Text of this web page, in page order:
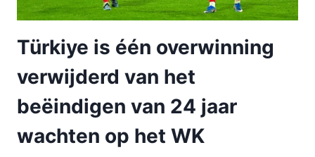
Türkiye is één overwinning
verwijderd van het
beëindigen van 24 jaar
wachten op het WK